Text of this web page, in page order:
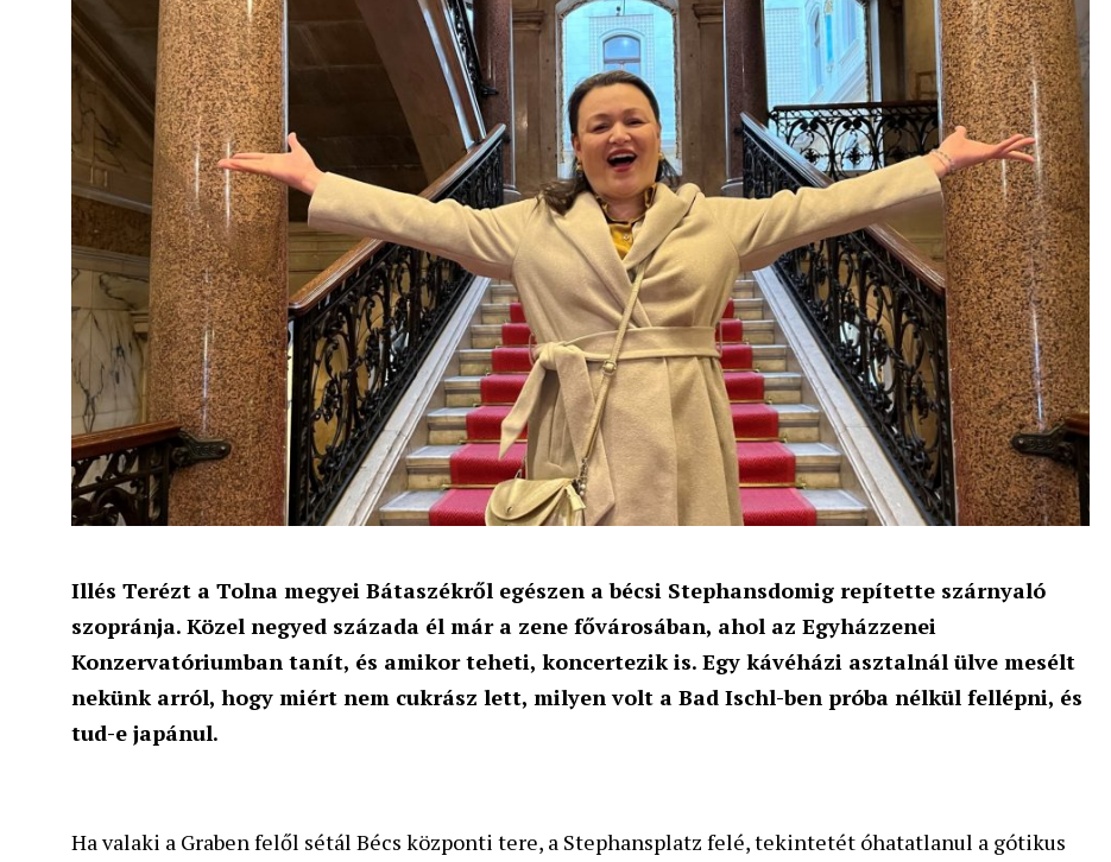
Illés Terézt a Tolna megyei Bátaszékről egészen a bécsi Stephansdomig repítette szárnyaló
szopránja. Közel negyed százada él már a zene fővárosában, ahol az Egyházzenei
Konzervatóriumban tanít, és amikor teheti, koncertezik is. Egy kávéházi asztalnál ülve mesélt
nekünk arról, hogy miért nem cukrász lett, milyen volt a Bad Ischl-ben próba nélkül fellépni, és
tud-e japánul.
Ha valaki a Graben felől sétál Bécs központi tere, a Stephansplatz felé, tekintetét óhatatlanul a gótikus